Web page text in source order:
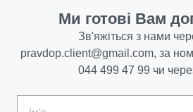
Ми готові Вам
Зв'яжіться з нами
pravdop.client@gmail.com, за
044 499 47 99 чи